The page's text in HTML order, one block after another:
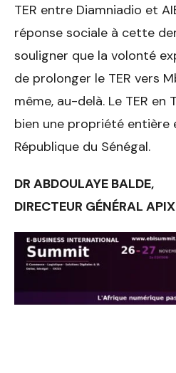
TER entre Diamniadio et
réponse sociale à cette
souligner que la volonté
de prolonger le TER vers
même, au-delà. Le TER en
bien une propriété entière
République du Sénégal.
DR ABDOULAYE BALDE,
DIRECTEUR GÉNÉRAL